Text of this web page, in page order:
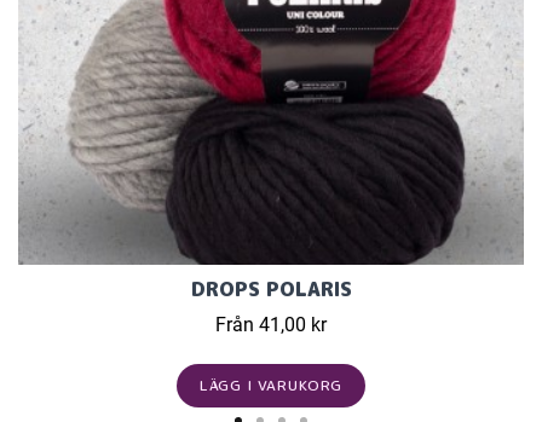
DROPS POLARIS
Från 41,00 kr
LÄGG I VARUKORG